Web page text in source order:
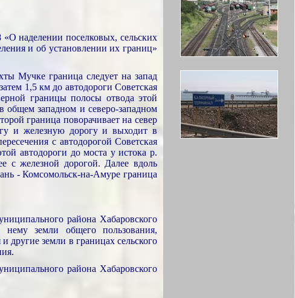
наделении поселковых, сельских
и об установлении их границ»
Мучке граница следует на запад
1,5 км до автодороги Советская
границы полосы отвода этой
общем западном и северо-западном
граница поворачивает на север
и железную дорогу и выходит в
с автодорогой Советская
автодороги до моста у истока р.
с железной дорогой. Далее вдоль
- Комсомольск-на-Амуре граница
района Хабаровского
нему земли общего пользования,
другие земли в границах сельского
района Хабаровского